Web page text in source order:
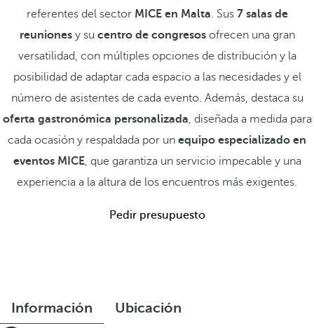
referentes del sector MICE en Malta. Sus 7 salas de
reunionesy su centro de congresosofrecen una gran
versatilidad, con múltiples opciones de distribución y la
posibilidad de adaptar cada espacio a las necesidades y el
número de asistentes de cada evento. Además, destaca su
oferta gastronómica personalizada, diseñada a medida para
cada ocasión y respaldada por un equipo especializado en
eventos MICE, que garantiza un servicio impecable y una
experiencia a la altura de los encuentros más exigentes.
Pedir presupuesto
Información Ubicación